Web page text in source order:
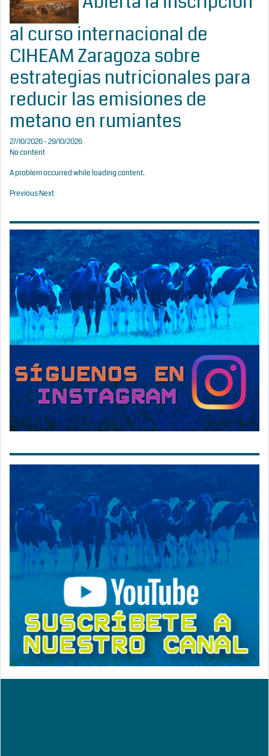
al curso internacional de
CIHEAM Zaragoza sobre
estrategias nutricionales para
reducir las emisiones de
metano en rumiantes
27/10/2026 - 29/10/2026
No content
A problem occurred while loading content.
PreviousNext